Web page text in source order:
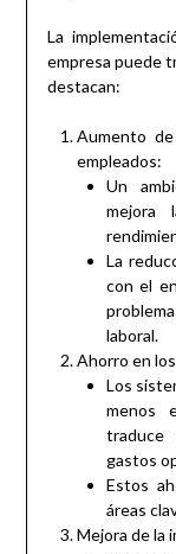
La
empresa puede
destacan:
Aumento
empleados:
Un
mejora
La
con el
laboral.
Ahorro en
Los
menos
traduce
gastos
Estos
áreas
Mejora de la